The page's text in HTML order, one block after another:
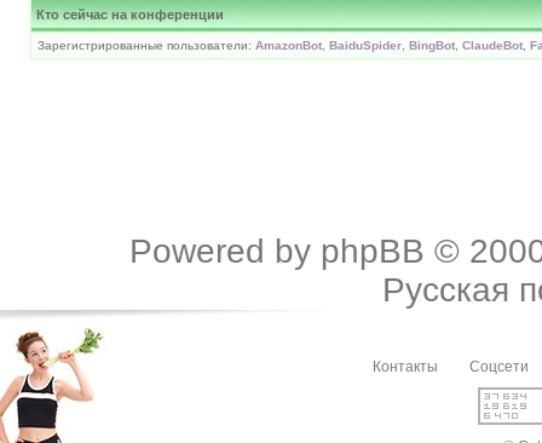
Кто сейчас на конференции
Зарегистрированные пользователи: AmazonBot BaiduSpider BingBot ClaudeBot
Powered by phpBB ©
Русская
Контакты Соцсети